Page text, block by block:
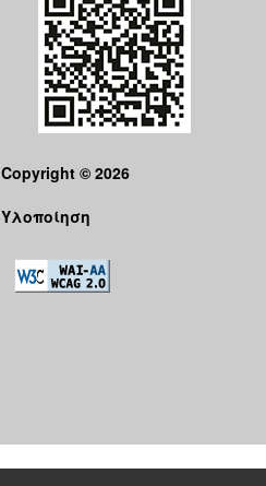
Copyright © 2026
Υλοποίηση